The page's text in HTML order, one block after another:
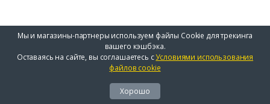
Мы и магазины-партнеры используем файлы Cookie для трекинга
вашего кэшбэка.
Оставаясь на сайте, вы соглашаетесь сУсловиями использования
файлов cookie
Хорошо